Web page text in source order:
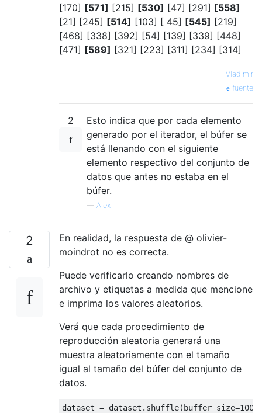
[170] [571] [215] [530] [47] [291] [558]
[21] [245] [514] [103] [ 45] [545] [219]
[468] [338] [392] [54] [139] [339] [448]
[471] [589] [321] [223] [311] [234] [314]
— Vladimir
fuente
2
Esto indica que por cada elemento
generado por el iterador, el búfer se
está llenando con el siguiente
elemento respectivo del conjunto de
datos que antes no estaba en el
búfer.
— Alex
2
En realidad, la respuesta de @ olivier-
moindrot no es correcta.
Puede verificarlo creando nombres de
archivo y etiquetas a medida que mencione
e imprima los valores aleatorios.
Verá que cada procedimiento de
reproducción aleatoria generará una
muestra aleatoriamente con el tamaño
igual al tamaño del búfer del conjunto de
datos.
dataset = dataset.shuffle(buffer_size=1000